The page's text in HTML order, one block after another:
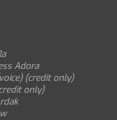
Adora
(credit only)
only)